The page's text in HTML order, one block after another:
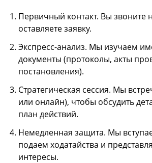
Первичный контакт. Вы звоните
оставляете заявку.
Экспресс-анализ. Мы изучаем
документы (протоколы, акты
постановления).
Стратегическая сессия. Мы
или онлайн), чтобы обсудить
план действий.
Немедленная защита. Мы
подаем ходатайства и
интересы.